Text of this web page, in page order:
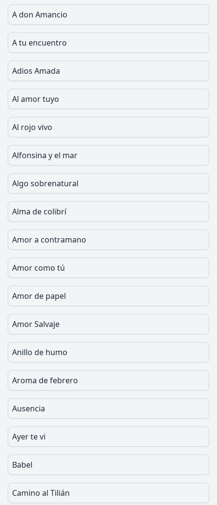
A don Amancio
A tu encuentro
Adios Amada
Al amor tuyo
Al rojo vivo
Alfonsina y el mar
Algo sobrenatural
Alma de colibrí
Amor a contramano
Amor como tú
Amor de papel
Amor Salvaje
Anillo de humo
Aroma de febrero
Ausencia
Ayer te vi
Babel
Camino al Tilián